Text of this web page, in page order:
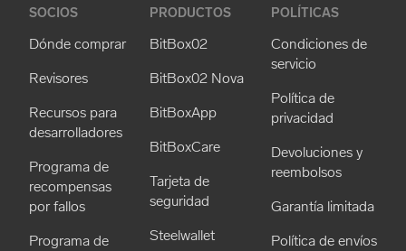
SOCIOS
Dónde comprar
Revisores
Recursos para
desarrolladores
Programa de
recompensas
por fallos
Programa de
PRODUCTOS
BitBox02
BitBox02 Nova
BitBoxApp
BitBoxCare
Tarjeta de
seguridad
Steelwallet
POLÍTICAS
Condiciones de
servicio
Política de
privacidad
Devoluciones y
reembolsos
Garantía limitada
Política de envíos